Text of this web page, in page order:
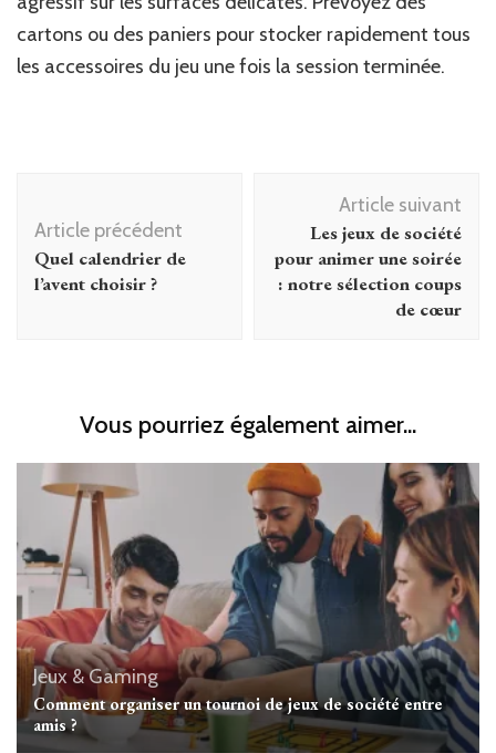
cartons ou des paniers pour stocker rapidement tous
les accessoires du jeu une fois la session terminée.
d'article
Article précédent
Quel calendrier de
l’avent choisir ?
Article suivant
Les jeux de société
pour animer une soirée
: notre sélection coups
de cœur
Vous pourriez également aimer...
Jeux & Gaming
Comment organiser un tournoi de jeux de société entre
amis ?